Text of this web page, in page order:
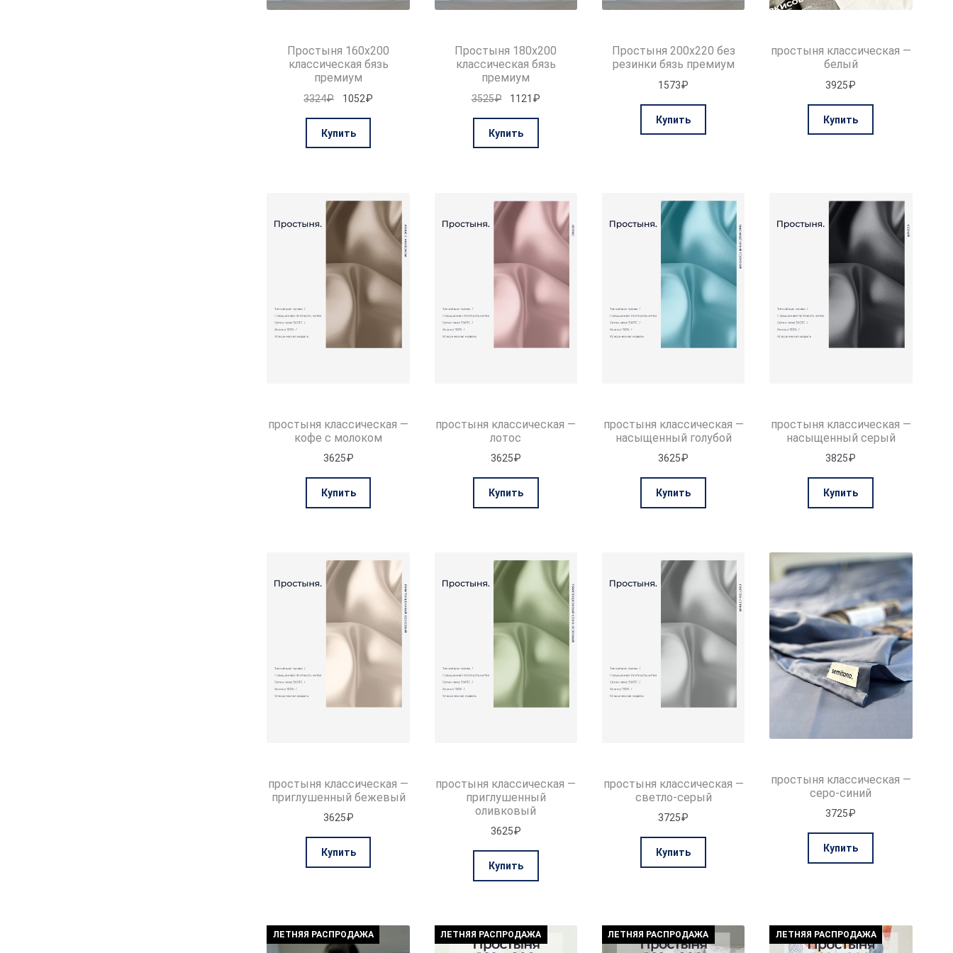
Простыня 160х200
классическая бязь
премиум
3324₽
Первоначальная
составляла
3324₽.
1052₽Текущая
Купить
Простыня 180х200
классическая бязь
премиум
3525₽
Первоначальная
составляла
3525₽.
1121 ₽
Купить
Простыня 200х220 без
резинки бязь премиум
1573₽
Купить
простыня классическая —
белый
3925₽
Купить
можно
выбрать
странице
товара.
простыня классическая —
кофе с молоком
3625₽
Купить
Опции
можно
выбрать
на
странице
товара.
простыня классическая —
лотос
3625₽
Купить
Опции
можно
выбрать
на
странице
товара.
простыня классическая —
насыщенный голубой
3625₽
Купить
Опции
можно
выбрать
на
странице
товара.
простыня классическая —
насыщенный серый
3825₽
Купить
Опции
можно
выбрать
на
странице
товара.
простыня классическая —
приглушенный бежевый
3625₽
Купить
можно
простыня классическая —
приглушенный
оливковый
3625₽
Купить
Опции
простыня классическая —
светло-серый
3725₽
Купить
можно
простыня классическая —
серо-синий
3725₽
Купить
можно
выбрать
ЛЕТНЯЯ РАСПРОДАЖА ЛЕТНЯЯ РАСПРОДАЖА ЛЕТНЯЯ РАСПРОДАЖА ЛЕТНЯЯ РАСПРОДАЖА